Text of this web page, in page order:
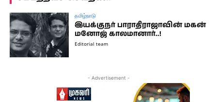
தமிழ்நாடு
இயக்குநர் பாராதிராஜாவின் மகன்
மனோஜ் காலமானார்..!
Editorial team
- Advertisement -